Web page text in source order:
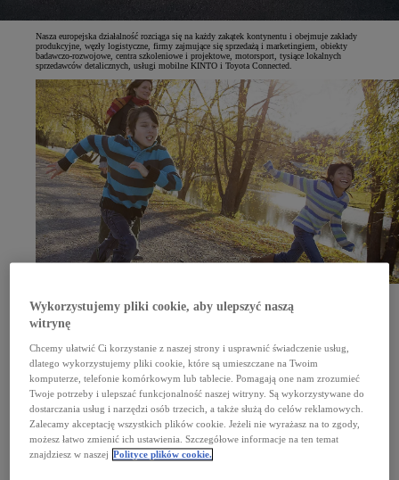
Nasza europejska działalność rozciąga się na każdy zakątek kontynentu i obejmuje zakłady
produkcyjne, węzły logistyczne, firmy zajmujące się sprzedażą i marketingiem, obiekty
badawczo-rozwojowe, centra szkoleniowe i projektowe, motorsport, tysiące lokalnych
sprzedawców detalicznych, usługi mobilne KINTO i Toyota Connected.
Sześć dekad rozwoju w Europie
Nasza europejska historia zaczęła się bardzo skromnie. Miało to miejsce na początku lat
czasu zrobiliśmy wiele, by Europa stała się jednym z najważniejszych i najdynamiczniej się
rozwijających rynków – nie tylko w zakresie sprzedaży samochodów, ale także miejsca ich
projektowania, konstruowania i budowy.
W 1963 roku z Japonii sprowadzono 400 samochodów Toyota Crown do naszego pierwszego
europejskiego dystrybutora – Erla Auto, co zapoczątkowało obecność Toyoty w Europie.
>25 000
Zatrudniamy ponad 25 000 osób w całej Europie.
Wykorzystujemy pliki cookie, aby ulepszyć naszą
witrynę
Chcemy ułatwić Ci korzystanie z naszej strony i usprawnić świadczenie usług,
dlatego wykorzystujemy pliki cookie, które są umieszczane na Twoim
komputerze, telefonie komórkowym lub tablecie. Pomagają one nam zrozumieć
Twoje potrzeby i ulepszać funkcjonalność naszej witryny. Są wykorzystywane do
dostarczania usług i narzędzi osób trzecich, a także służą do celów reklamowych.
Zalecamy akceptację wszystkich plików cookie. Jeżeli nie wyrażasz na to zgody,
możesz łatwo zmienić ich ustawienia. Szczegółowe informacje na ten temat
znajdziesz w naszej Polityce plików cookie.